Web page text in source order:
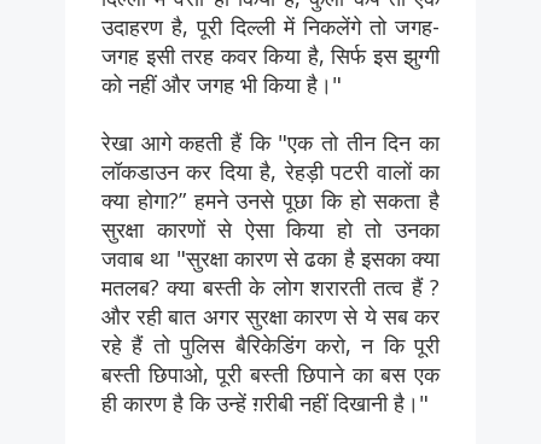
उदाहरण है, पूरी दिल्ली में निकलेंगे तो जगह-
जगह इसी तरह कवर किया है, सिर्फ इस झुग्गी
को नहीं और जगह भी किया है।"
रेखा आगे कहती हैं कि "एक तो तीन दिन का
लॉकडाउन कर दिया है, रेहड़ी पटरी वालों का
क्या होगा?” हमने उनसे पूछा कि हो सकता है
सुरक्षा कारणों से ऐसा किया हो तो उनका
जवाब था "सुरक्षा कारण से ढका है इसका क्या
मतलब? क्या बस्ती के लोग शरारती तत्व हैं ?
और रही बात अगर सुरक्षा कारण से ये सब कर
रहे हैं तो पुलिस बैरिकेडिंग करो, न कि पूरी
बस्ती छिपाओ, पूरी बस्ती छिपाने का बस एक
ही कारण है कि उन्हें ग़रीबी नहीं दिखानी है।"